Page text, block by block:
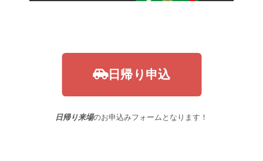
日帰り申込
日帰り来場のお申込みフォームとなります！